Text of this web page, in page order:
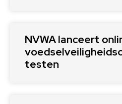
NVWA lanceert
testen